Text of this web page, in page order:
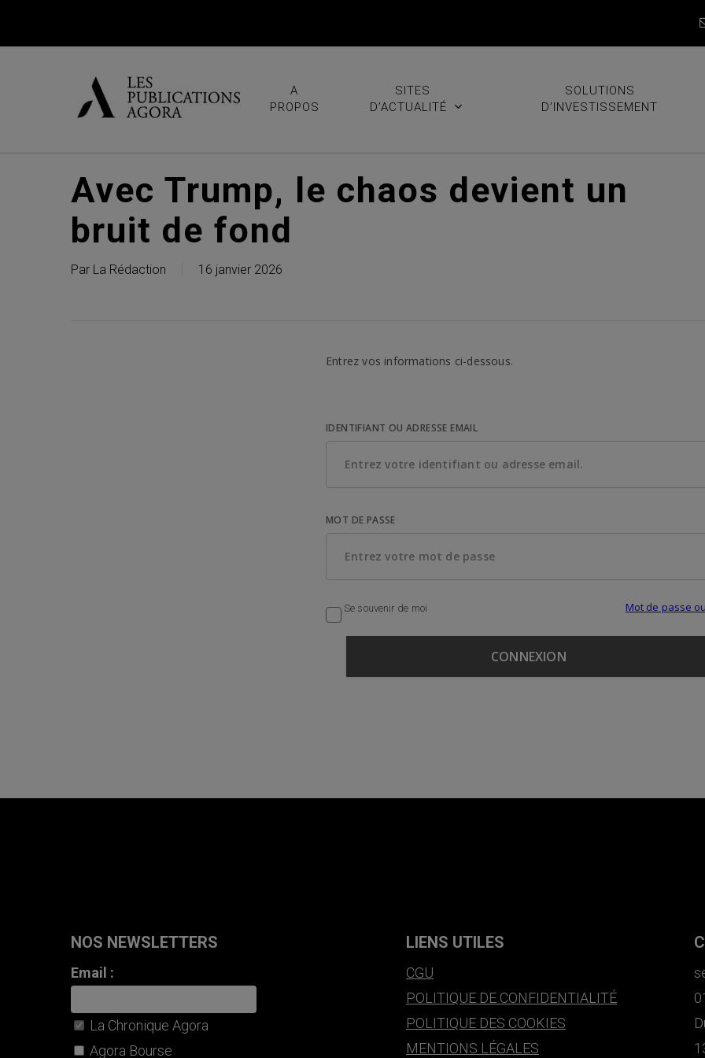
A
PROPOS
SITES
D’ACTUALITÉ
SOLUTIONS
D’INVESTISSEMENT
Avec Trump, le chaos devient un
bruit de fond
Par La Rédaction 16 janvier 2026
Entrez vos informations ci-dessous.
IDENTIFIANT OU ADRESSE EMAIL
MOT DE PASSE
Se souvenir de moi Mot de passe
NOS NEWSLETTERS
Email :
La Chronique Agora
Agora Bourse
LIENS UTILES
CGU
POLITIQUE DE CONFIDENTIALITÉ
POLITIQUE DES COOKIES
MENTIONS LÉGALES